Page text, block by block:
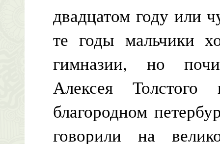
двадцатом году или
те годы мальчики
гимназии, но
Алексея
благородном
говорили на